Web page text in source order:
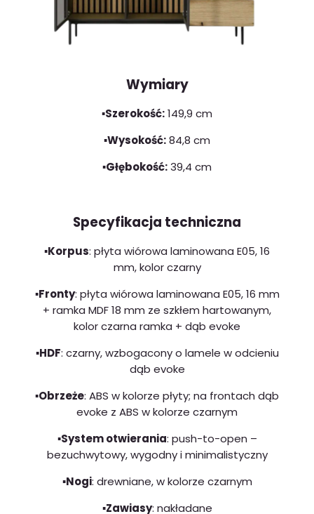
Wymiary
▪️Szerokość:149,9 cm
▪️Wysokość:84,8 cm
▪️Głębokość:39,4 cm
Specyfikacja techniczna
▪️Korpus: płyta wiórowa laminowana E05, 16
mm, kolor czarny
▪️Fronty: płyta wiórowa laminowana E05, 16 mm
+ ramka MDF 18 mm ze szkłem hartowanym,
kolor czarna ramka + dąb evoke
▪️HDF: czarny, wzbogacony o lamele w odcieniu
dąb evoke
▪️Obrzeże: ABS w kolorze płyty; na frontach dąb
evoke z ABS w kolorze czarnym
▪️System otwierania: push-to-open –
bezuchwytowy, wygodny i minimalistyczny
▪️Nogi: drewniane, w kolorze czarnym
▪️Zawiasy: nakładane